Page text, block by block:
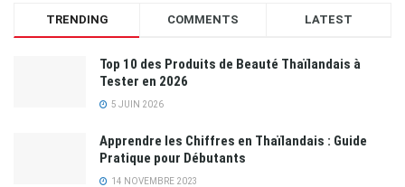
TRENDING COMMENTS LATEST
Top 10 des Produits de Beauté Thaïlandais à
Tester en 2026
5 JUIN 2026
Apprendre les Chiffres en Thaïlandais : Guide
Pratique pour Débutants
14 NOVEMBRE 2023